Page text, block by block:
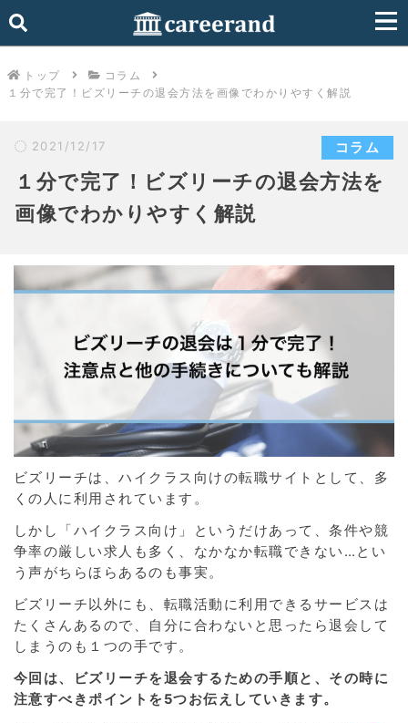
トップ
コラム
１分で完了！ビズリーチの退会方法を画像でわかりやすく解説
2021/12/17 コラム
１分で完了！ビズリーチの退会方法を
画像でわかりやすく解説
ビズリーチは、ハイクラス向けの転職サイトとして、多
くの人に利用されています。
しかし「ハイクラス向け」というだけあって、条件や競
争率の厳しい求人も多く、なかなか転職できない…とい
う声がちらほらあるのも事実。
ビズリーチ以外にも、転職活動に利用できるサービスは
たくさんあるので、自分に合わないと思ったら退会して
しまうのも１つの手です。
今回は、ビズリーチを退会するための手順と、その時に
注意すべきポイントを5つお伝えしていきます。